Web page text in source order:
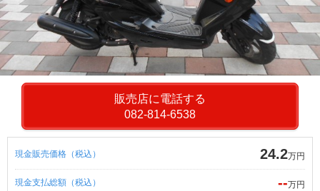
販売店に電話する
082-814-6538
現金販売価格（税込） 24.2万円
現金支払総額（税込） --万円